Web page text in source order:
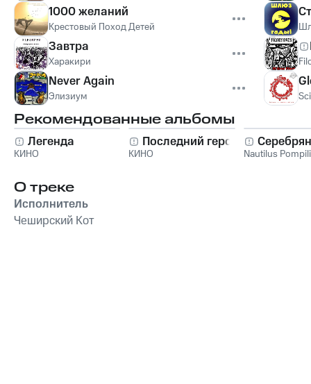
1000 желаний
Крестовый Поход Детей
Завтра
Харакири
Never Again
Элизиум
Рекомендованные альбомы
Легенда
КИНО
Последний герой
КИНО Nautilus
О треке
Исполнитель
Чеширский Кот